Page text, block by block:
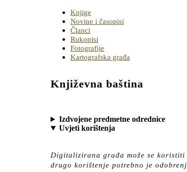
Knjige
Novine i časopisi
Članci
Rukopisi
Fotografije
Kartografska građa
Književna baština
Izdvojene predmetne odrednice
Uvjeti korištenja
Digitalizirana građa može se
drugo korištenje potrebno je